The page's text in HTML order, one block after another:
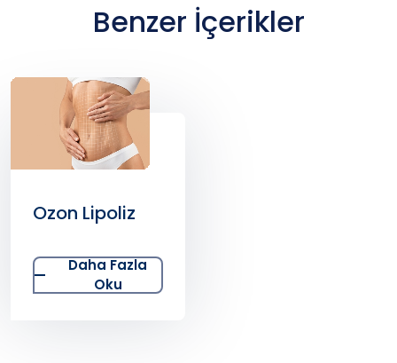
Benzer İçerikler
Ozon Lipoliz
Daha Fazla
Oku